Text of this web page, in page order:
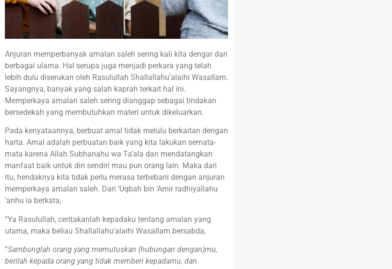
Anjuran memperbanyak amalan saleh sering kali kita dengar dari
berbagai ulama. Hal serupa juga menjadi perkara yang telah
lebih dulu diserukan oleh Rasulullah Shallallahu’alaihi Wasallam.
Sayangnya, banyak yang salah kaprah terkait hal ini.
Memperkaya amalan saleh sering dianggap sebagai tindakan
bersedekah yang membutuhkan materi untuk dikeluarkan.
Pada kenyataannya, berbuat amal tidak melulu berkaitan dengan
harta. Amal adalah perbuatan baik yang kita lakukan semata-
mata karena Allah Subhanahu wa Ta’ala dan mendatangkan
manfaat baik untuk diri sendiri mau pun orang lain. Maka dari
itu, hendaknya kita tidak perlu merasa terbebani dengan anjuran
memperkaya amalan saleh. Dari ‘Uqbah bin ‘Amir radhiyallahu
‘anhu ia berkata,
“Ya Rasulullah, ceritakanlah kepadaku tentang amalan yang
utama, maka beliau Shallallahu’alaihi Wasallam bersabda,
“Sambunglah orang yang memutuskan (hubungan dengan)mu,
berilah kepada orang yang tidak memberi kepadamu, dan